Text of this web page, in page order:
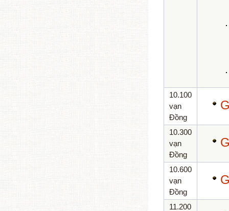
10.100
vạn
Đồng
10.300
vạn
Đồng
10.600
vạn
Đồng
11.200